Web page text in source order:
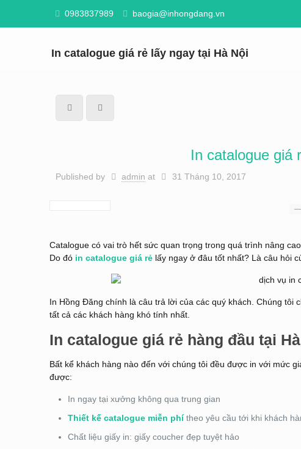
0983837989 baogia@inhongdang.vn
In catalogue giá rẻ lấy ngay tại Hà Nội
In catalogue giá
Published by admin at 31 Tháng 10, 2017
Catalogue có vai trò hết sức quan trọng trong quá trình nâng
Do đó in catalogue giá rẻlấy ngay ở đâu tốt nhất? Là câu hỏi
In Hồng Đăng chính là câu trả lời của các quý khách. Chúng tôi
tất cả các khách hàng khó tính nhất.
In catalogue giá rẻ hàng đầu tại
Bất kể khách hàng nào đến với chúng tôi đều được in với mức
được:
In ngay tại xưởng không qua trung gian
Thiết kế catalogue miễn phítheo yêu cầu tới khi khách
Chất liệu giấy in: giấy coucher đẹp tuyệt hảo